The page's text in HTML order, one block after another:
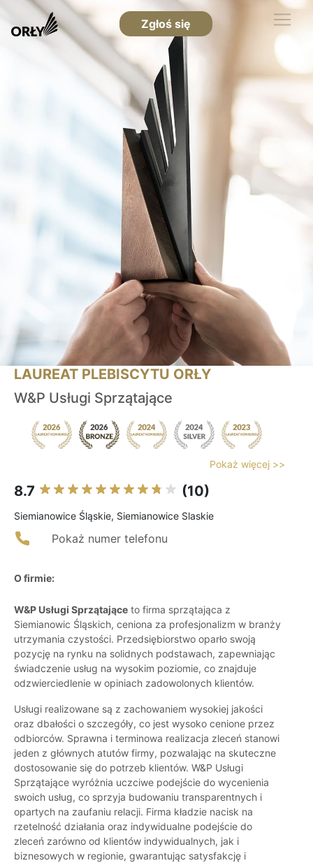
Zgłoś się
LAUREAT PLEBISCYTU ORŁY
W&P Usługi Sprzątające
Pokaż więcej >>
8.7 (10)
Siemianowice Śląskie, Siemianowice Slaskie
Pokaż numer telefonu
O firmie:
W&P Usługi Sprzątające to firma sprzątająca z
Siemianowic Śląskich, ceniona za profesjonalizm w branży
utrzymania czystości. Przedsiębiorstwo oparło swoją
pozycję na rynku na solidnych podstawach, zapewniając
świadczenie usług na wysokim poziomie, co znajduje
odzwierciedlenie w opiniach zadowolonych klientów.
Usługi realizowane są z zachowaniem wysokiej jakości
oraz dbałości o szczegóły, co jest wysoko cenione przez
odbiorców. Sprawna i terminowa realizacja zleceń stanowi
jeden z głównych atutów firmy, pozwalając na skuteczne
dostosowanie się do potrzeb klientów. W&P Usługi
Sprzątające wyróżnia uczciwe podejście do wycenienia
swoich usług, co sprzyja budowaniu transparentnych i
opartych na zaufaniu relacji. Firma kładzie nacisk na
rzetelność działania oraz indywidualne podejście do
zleceń zarówno od klientów indywidualnych, jak i
biznesowych w regionie, gwarantując satysfakcję i